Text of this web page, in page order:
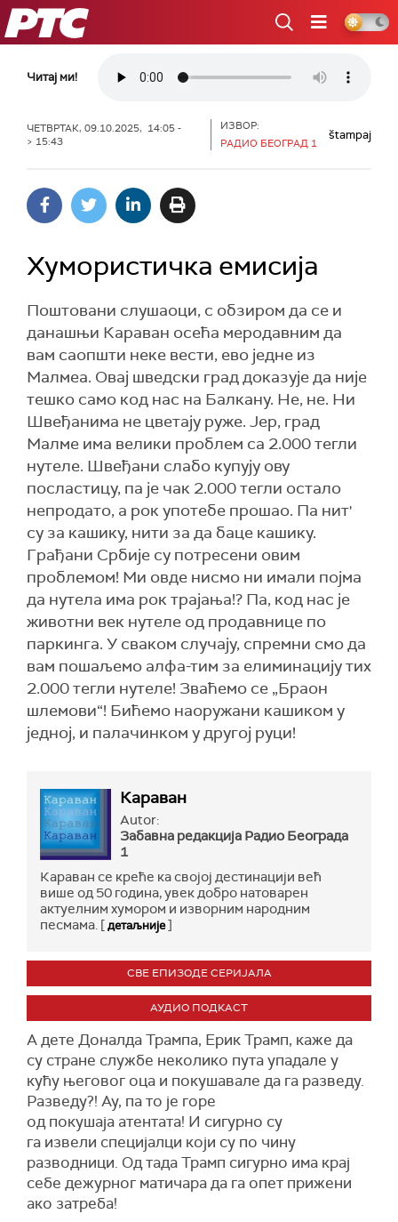
РТС
Читај ми!
ЧЕТВРТАК, 09.10.2025, 14:05 -
> 15:43
ИЗВОР:
РАДИО БЕОГРАД 1
štampaj
Хумористичка емисија
Поштовани слушаоци, с обзиром да се и
данашњи Караван осећа меродавним да
вам саопшти неке вести, ево једне из
Малмеа. Овај шведски град доказује да није
тешко само код нас на Балкану. Не, не. Ни
Швеђанима не цветају руже. Јер, град
Малме има велики проблем са 2.000 тегли
нутеле. Швеђани слабо купују ову
посластицу, па је чак 2.000 тегли остало
непродато, а рок употебе прошао. Па нит'
су за кашику, нити за да баце кашику.
Грађани Србије су потресени овим
проблемом! Ми овде нисмо ни имали појма
да нутела има рок трајања!? Па, код нас је
животни век нутеле од продавнице по
паркинга. У сваком случају, спремни смо да
вам пошаљемо алфа-тим за елиминацију тих
2.000 тегли нутеле! Зваћемо се „Браон
шлемови“! Бићемо наоружани кашиком у
једној, и палачинком у другој руци!
Караван
Autor:
Забавна редакција Радио Бeограда
1
Караван се креће ка својој дестинацији већ
више од 50 година, увек добро натоварен
актуелним хумором и изворним народним
песмама. [детаљније]
СВЕ ЕПИЗОДЕ СЕРИЈАЛА
АУДИО ПОДКАСТ
А дете Доналда Трампа, Ерик Трамп, каже да
су стране службе неколико пута упадале у
кућу његовог оца и покушавале да га разведу.
Разведу?! Ау, па то је горе
од покушаја атентата! И сигурно су
га извели специјалци који су по чину
разводници. Од тада Трамп сигурно има крај
себе дежурног матичара да га опет прижени
ако затреба!